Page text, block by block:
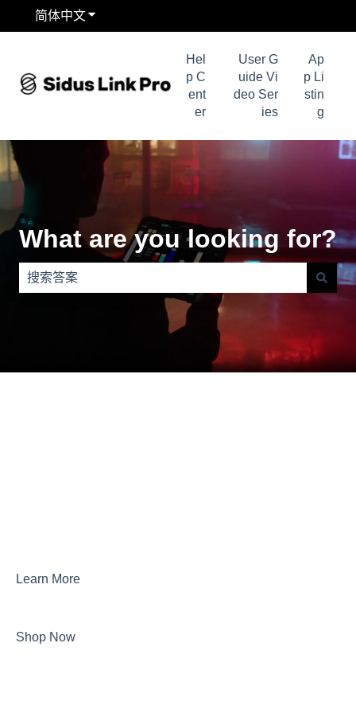
简体中文显示翻译的子菜单
Hel
p C
ent
er
User G
uide Vi
deo Ser
ies
Ap
p Li
stin
g
What are you looking for?
没有建议，因为搜索字段为空。
Learn More
Shop Now